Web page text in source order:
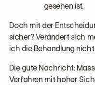
gesehen ist.
Doch mit der
sicher? Verändert sich
ich die Behandlung
Die gute Nachricht:
Verfahren mit hoher